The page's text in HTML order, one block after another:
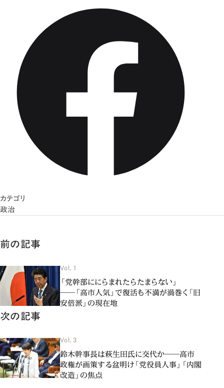
カテゴリ
政治
前の記事
Vol. 1
「党幹部ににらまれたらたまらない」
――「高市人気」で復活も不満が渦巻く「旧
安倍派」の現在地
次の記事
Vol. 3
鈴木幹事長は萩生田氏に交代か――高市
政権が画策する盆明け「党役員人事」「内閣
改造」の焦点